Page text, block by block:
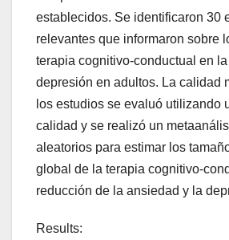
establecidos. Se identificaron 30
relevantes que informaron sobre
terapia cognitivo-conductual en
depresión en adultos. La calidad
los estudios se evaluó utilizando
calidad y se realizó un
aleatorios para estimar los
global de la terapia cognitivo-
reducción de la ansiedad y la
Results: